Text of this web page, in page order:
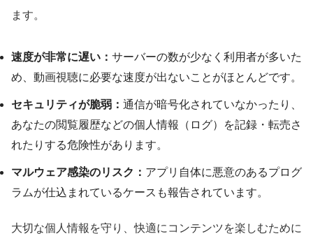
ます。
速度が非常に遅い： サーバーの数が少なく利用者が多いた
め、動画視聴に必要な速度が出ないことがほとんどです。
セキュリティが脆弱： 通信が暗号化されていなかったり、
あなたの閲覧履歴などの個人情報（ログ）を記録・転売さ
れたりする危険性があります。
マルウェア感染のリスク： アプリ自体に悪意のあるプログ
ラムが仕込まれているケースも報告されています。
大切な個人情報を守り、快適にコンテンツを楽しむために